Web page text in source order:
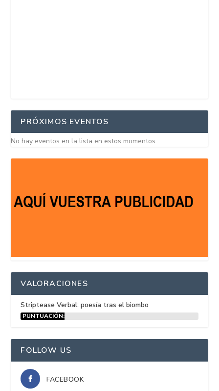
PRÓXIMOS EVENTOS
No hay eventos en la lista en estos momentos
VALORACIONES
Striptease Verbal: poesía tras el biombo
PUNTUACIÓN:
FOLLOW US
FACEBOOK